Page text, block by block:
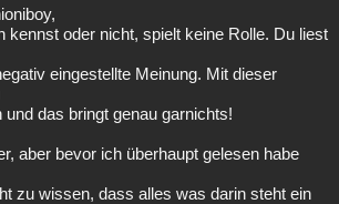
Verbesserungen
Alle Neue Geschlossen
kennst oder nicht, spielt keine Rolle. Du liest
eingestellte Meinung. Mit dieser
das bringt genau garnichts!
aber bevor ich überhaupt gelesen habe
zu wissen, dass alles was darin steht ein